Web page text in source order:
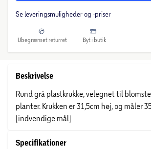
Se leveringsmuligheder og -priser
Ubegrænset returret Byt i butik
Beskrivelse
Rund grå plastkrukke, velegnet til
planter. Krukken er 31,5cm høj, og måler
(indvendige mål)
Specifikationer